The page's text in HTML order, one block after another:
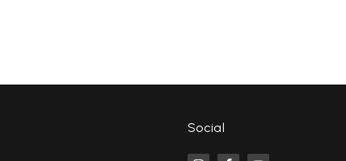
Social